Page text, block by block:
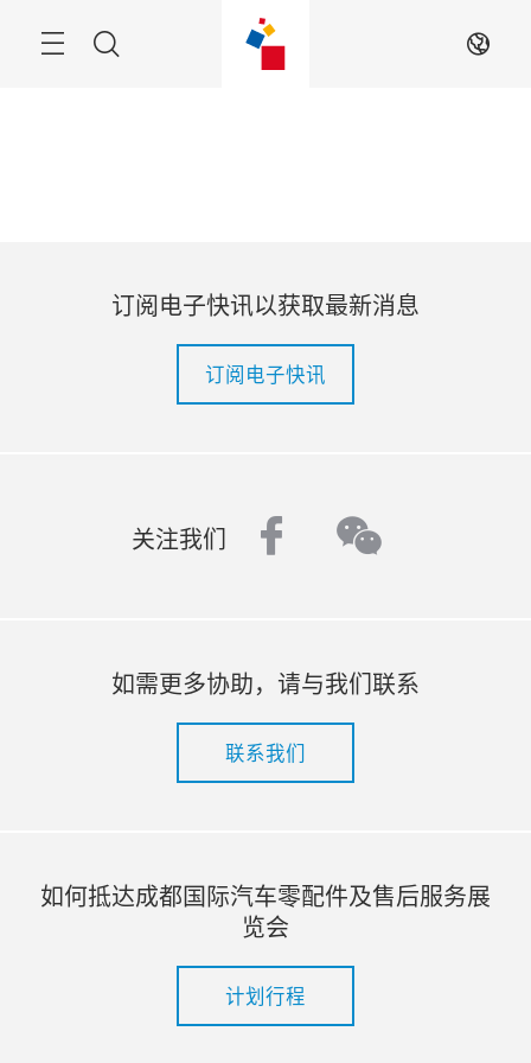
菜
ZH
订阅电子快讯以获取最新消息
订阅电子快讯
关注我们 facebook
wechat
如需更多协助，请与我们联系
联系我们
如何抵达成都国际汽车零配件及售后服务展
览会
计划行程